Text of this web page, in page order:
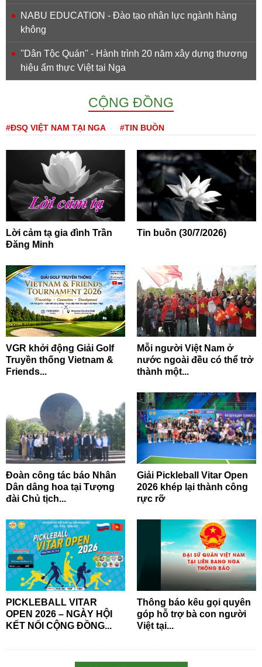
NABU EDUCATION - Đào tạo nhân lực ngành hàng
không
''Dân Tộc Quán'' - Hành trình 20 năm xây dựng thương
hiệu ẩm thực Việt tại Nga
CỘNG ĐỒNG
#ĐSQ VIỆT NAM TẠI NGA #TIN BUỒN
Lời cảm tạ gia đình Trần
Đăng Minh
Tin buồn (30/7/2026)
VGR khởi động Giải Golf
Truyền thống Vietnam &
Friends...
Mỗi người Việt Nam ở
nước ngoài đều có thể trở
thành một...
Đoàn công tác báo Nhân
Dân dâng hoa tại Tượng
đài Chủ tịch...
Giải Pickleball Vitar Open
2026 khép lại thành công
rực rỡ
PICKLEBALL VITAR
OPEN 2026 – NGÀY HỘI
KẾT NỐI CỘNG ĐỒNG...
Thông báo kêu gọi quyên
góp hỗ trợ bà con người
Việt tại...